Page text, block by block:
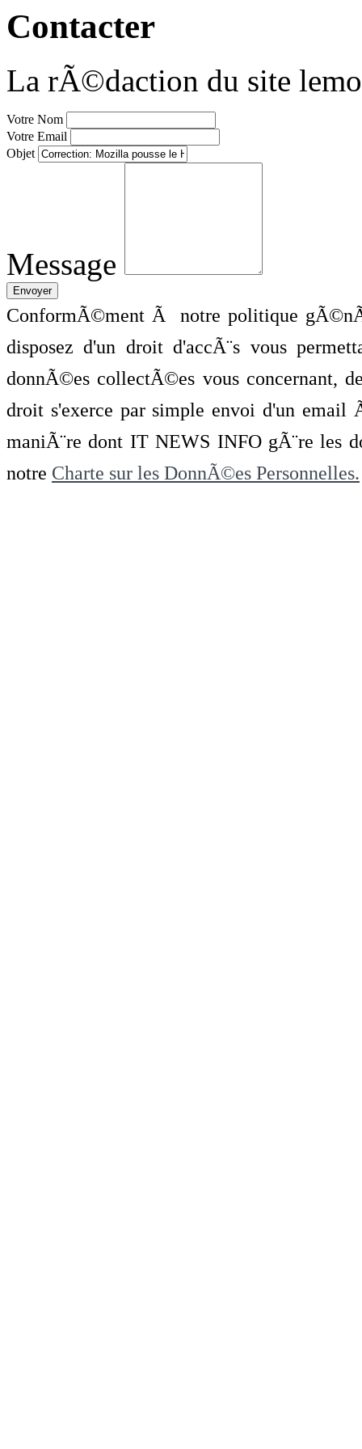
Contacter
La rÃ©daction du site
Votre Nom
Votre Email
Objet
Message
ConformÃ©ment Ã notre politique
disposez d'un droit d'accÃ¨s vous
donnÃ©es collectÃ©es vous concernant,
droit s'exerce par simple envoi d'un
maniÃ¨re dont IT NEWS INFO gÃ¨re les
notre Charte sur les DonnÃ©es Personnelles.